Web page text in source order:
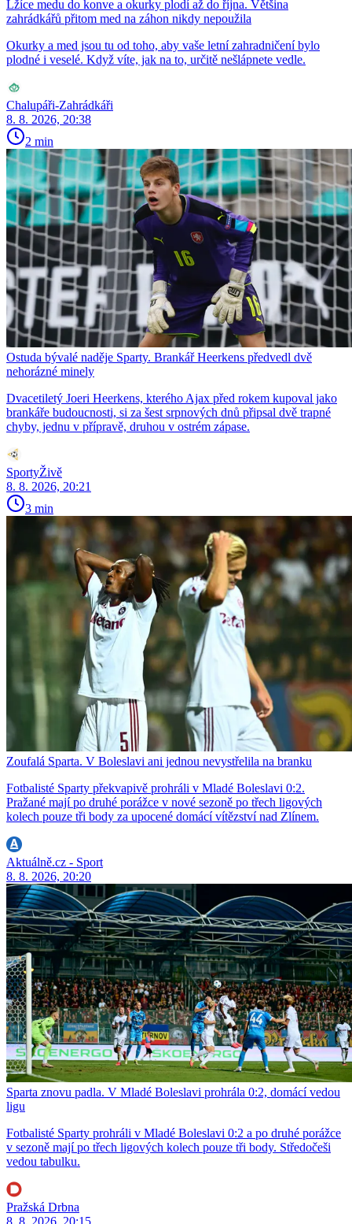
Lžíce medu do konve a okurky plodí až do října. Většina
zahrádkářů přitom med na záhon nikdy nepoužila
Okurky a med jsou tu od toho, aby vaše letní zahradničení bylo
plodné i veselé. Když víte, jak na to, určitě nešlápnete vedle.
Chalupáři-Zahrádkáři
8. 8. 2026, 20:38
2 min
Ostuda bývalé naděje Sparty. Brankář Heerkens předvedl dvě
nehorázné minely
Dvacetiletý Joeri Heerkens, kterého Ajax před rokem kupoval jako
brankáře budoucnosti, si za šest srpnových dnů připsal dvě trapné
chyby, jednu v přípravě, druhou v ostrém zápase.
SportyŽivě
8. 8. 2026, 20:21
3 min
Zoufalá Sparta. V Boleslavi ani jednou nevystřelila na branku
Fotbalisté Sparty překvapivě prohráli v Mladé Boleslavi 0:2.
Pražané mají po druhé porážce v nové sezoně po třech ligových
kolech pouze tři body za upocené domácí vítězství nad Zlínem.
Aktuálně.cz - Sport
8. 8. 2026, 20:20
Sparta znovu padla. V Mladé Boleslavi prohrála 0:2, domácí vedou
ligu
Fotbalisté Sparty prohráli v Mladé Boleslavi 0:2 a po druhé porážce
v sezoně mají po třech ligových kolech pouze tři body. Středočeši
vedou tabulku.
Pražská Drbna